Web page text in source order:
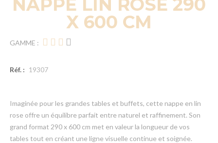
X 600 CM
GAMME :
Réf. : 19307
Imaginée pour les grandes tables et buffets, cette nappe en lin
rose offre un équilibre parfait entre naturel et raffinement. Son
grand format 290 x 600 cm met en valeur la longueur de vos
tables tout en créant une ligne visuelle continue et soignée.